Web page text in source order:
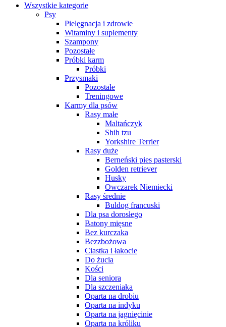
Wszystkie kategorie
Psy
Pielęgnacja i zdrowie
Witaminy i suplementy
Szampony
Pozostałe
Próbki karm
Próbki
Przysmaki
Pozostałe
Treningowe
Karmy dla psów
Rasy małe
Maltańczyk
Shih tzu
Yorkshire Terrier
Rasy duże
Berneński pies pasterski
Golden retriever
Husky
Owczarek Niemiecki
Rasy średnie
Buldog francuski
Dla psa dorosłego
Batony mięsne
Bez kurczaka
Bezzbożowa
Ciastka i łakocie
Do żucia
Kości
Dla seniora
Dla szczeniaka
Oparta na drobiu
Oparta na indyku
Oparta na jagnięcinie
Oparta na króliku